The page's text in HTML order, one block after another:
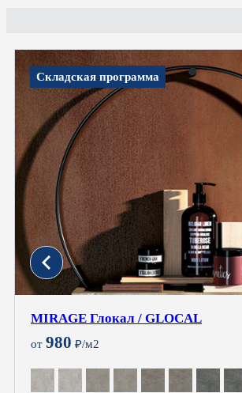
Складская программа
MIRAGE Глокал / GLOCAL
от 980 ₽/м2